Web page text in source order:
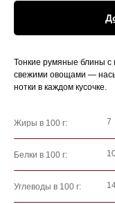
Тонкие румяные блины
свежими овощами —
нотки в каждом кусочке.
Жиры в 100 г: 7
Белки в 100 г:
Углеводы в 100 г: